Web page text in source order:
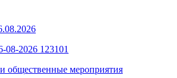
общественные мероприятия